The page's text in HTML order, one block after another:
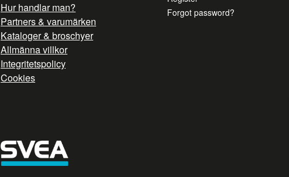
Hur handlar man?
Partners & varumärken
Kataloger & broschyer
Allmänna villkor
Integritetspolicy
Cookies
Forgot password?